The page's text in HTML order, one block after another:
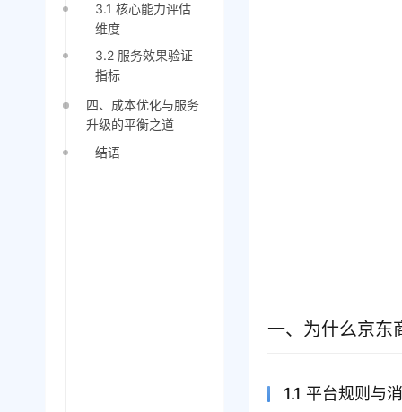
3.1 核心能力评估
维度
3.2 服务效果验证
指标
四、成本优化与服务
升级的平衡之道
结语
一、为什么京东
1.1 平台规则与